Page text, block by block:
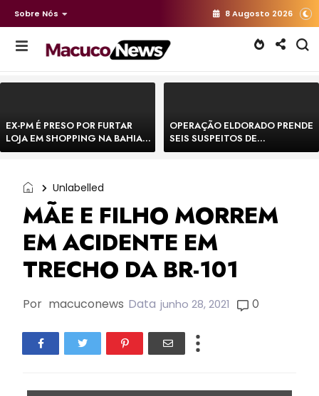
Sobre Nós 8 Augosto 2026
EX-PM É PRESO POR FURTAR
LOJA EM SHOPPING NA BAHIA E
ESCAPA CORRENDO DE
OPERAÇÃO ELDORADO PRENDE
SEIS SUSPEITOS DE
MOVIMENTAR R$ 25 MILHÕES
Unlabelled
MÃE E FILHO MORREM
EM ACIDENTE EM
TRECHO DA BR-101
Por macuconews Data junho 28, 2021 0